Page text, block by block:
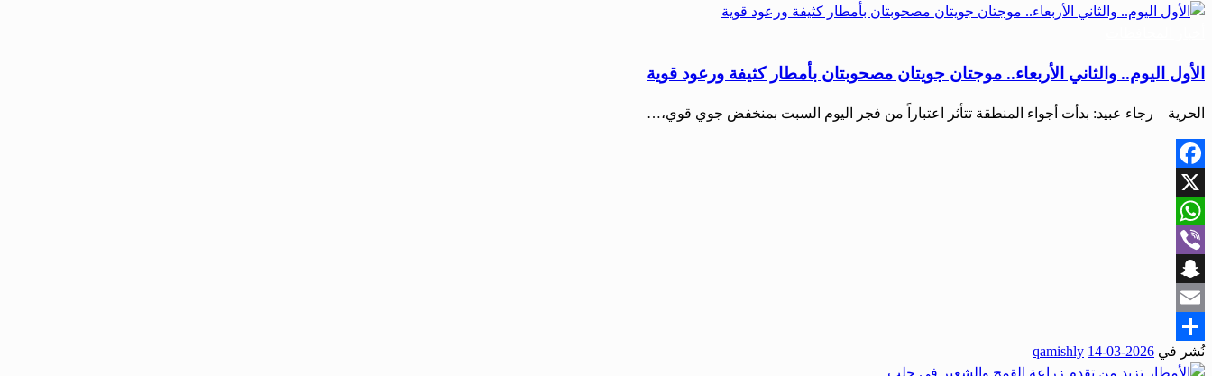
الأول اليوم.. والثاني الأربعاء.. موجتان جويتان مصحوبتان بأمطار كثيفة ورعود قوية
الحرية – رجاء عبيد: بدأت أجواء المنطقة تتأثر اعتباراً من فجر اليوم السبت بمنخفض جوي قوي،…
Facebook
X
WhatsApp
Viber
Snapchat
Email
Share
نُشر في 2026-03-14
qamishly